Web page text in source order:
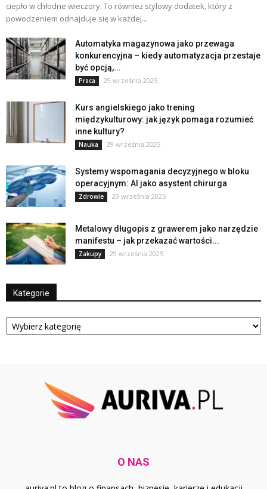
ciepło w chłodne wieczory. To również stylowy dodatek, który z
powodzeniem odnajduje się w każdej...
Automatyka magazynowa jako przewaga
konkurencyjna – kiedy automatyzacja przestaje
być opcją,...
Praca 29 września 2025
Kurs angielskiego jako trening
międzykulturowy: jak język pomaga rozumieć
inne kultury?
Nauka 29 września 2025
Systemy wspomagania decyzyjnego w bloku
operacyjnym: AI jako asystent chirurga
Zdrowie 29 września 2025
Metalowy długopis z grawerem jako narzędzie
manifestu – jak przekazać wartości...
Zakupy 29 września 2025
Kategorie
Kategorie
O NAS